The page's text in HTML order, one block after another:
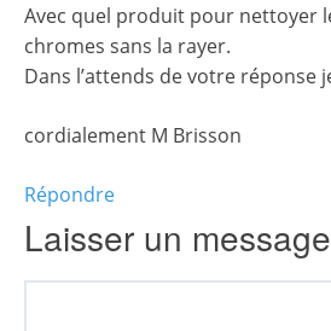
Avec quel produit pour nettoyer
chromes sans la rayer.
Dans l’attends de votre réponse
cordialement M Brisson
Répondre
Laisser un message